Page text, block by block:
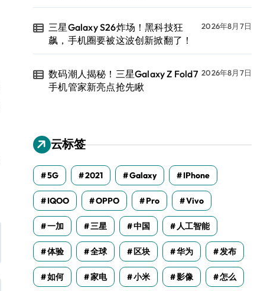
三星Galaxy S26炸场！黑科技狂
飙，手机圈要被这波创新掀翻了！
2026年8月7日
数码潮人揭秘！三星Galaxy Z Fold7
手机管家新亮点抢先瞅
2026年8月7日
云标签
5G 2021 Galaxy IPhone
IQOO OPPO Pro Vivo
一加 三星 中国 人工智能
体验 全球 区块 华为 发布
如何 家电 小米 影像 怎么